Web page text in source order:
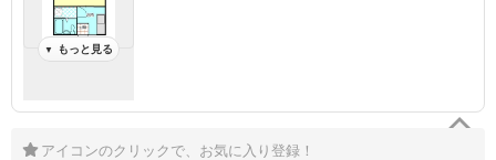
▼ もっと見る
アイコンのクリックで、お気に入り登録！